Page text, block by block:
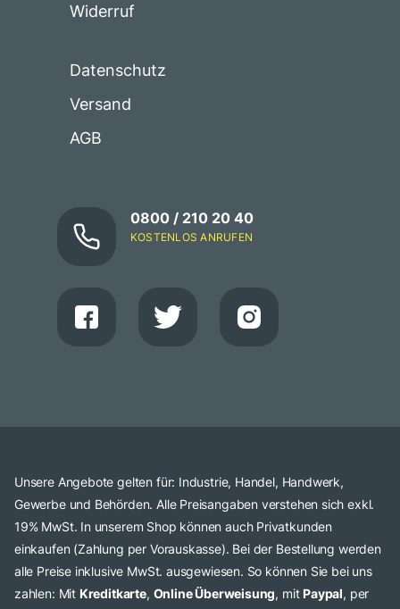
Widerruf
Datenschutz
Versand
AGB
0800 / 210 20 40
KOSTENLOS ANRUFEN
Unsere Angebote gelten für: Industrie, Handel, Handwerk,
Gewerbe und Behörden. Alle Preisangaben verstehen sich exkl.
19% MwSt. In unserem Shop können auch Privatkunden
einkaufen (Zahlung per Vorauskasse). Bei der Bestellung werden
alle Preise inklusive MwSt. ausgewiesen. So können Sie bei uns
zahlen: Mit Kreditkarte, Online Überweisung, mit Paypal, per